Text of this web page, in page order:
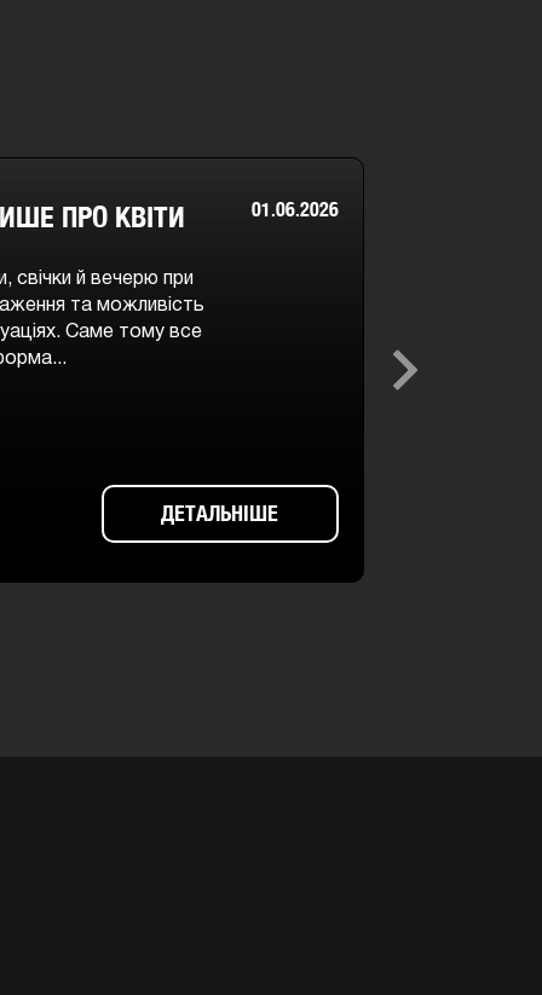
ПРО КВІТИ
свічки й вечерю при
та можливість
Саме тому все
01.06.2026
ДЕТАЛЬНІШЕ
Next